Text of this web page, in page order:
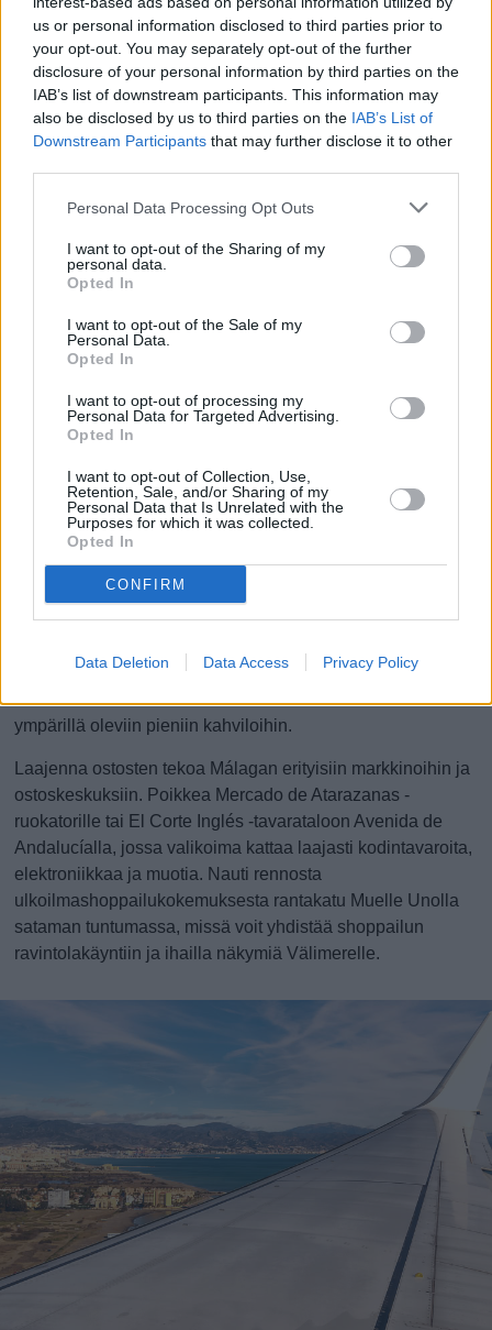
us or personal information disclosed to third parties prior to
your opt-out. You may separately opt-out of the further
disclosure of your personal information by third parties on the
IAB’s list of downstream participants. This information may
also be disclosed by us to third parties on the IAB’s List of
Downstream Participants that may further disclose it to other
Personal Data Processing Opt Outs
I want to opt-out of the Sharing of my
personal data.
Opted In
I want to opt-out of the Sale of my
Personal Data.
Opted In
I want to opt-out of processing my
Personal Data for Targeted Advertising.
Opted In
I want to opt-out of Collection, Use,
Retention, Sale, and/or Sharing of my
Personal Data that Is Unrelated with the
Purposes for which it was collected.
Opted In
CONFIRM
Data Deletion Data Access Privacy Policy
Calle Marqués de Larios -kävelykatu on kaupungin ostosalueiden
parhaimmistoa.Kuva: Ivo De
Ostokset
Málagan keskusta on shoppailijan paratiisi, ja erityisesti
Calle Marqués de Larios -kävelykatu on kaupungin
ostosalueiden parhaimmistoa. Kävele pitkin tätä leveää
katua, joka on täynnä kansainvälisiä ja espanjalaisia
muotiliikkeitä, kuten Massimo Dutti, Bershka ja Mango.
Ihaile luksusmerkkejä ja koruliikkeitä, kuten Swarovski ja
Calle Lariosilla voit kokea myös kaupungin tärkeimmät
juhlat ja tapahtumat, kuten Semana Santan (espanjalainen
pääsiäinen) ja yli viikon kestävän vuoden tärkeimmän
paikallisen juhlan, Feria de Málagan, jotka molemman
kokoavat suuria väkijoukkoja tälle kävelykadulle.
Poikkea Calle Lariosilta sen lähikaduille, kuten Calle
Nuevalla ja Calle Granadalle, ja löydät pienempiä
putiikkeja. Näistä kaupoista voit hankkia uniikimpaa
nahkatuotteita, koruja ja paikallisia käsitöitä. Ostosten
lomassa voit istahtaa hetkeksi Plaza de la Constituciónin
ympärillä oleviin pieniin kahviloihin.
Laajenna ostosten tekoa Málagan erityisiin markkinoihin ja
ostoskeskuksiin. Poikkea Mercado de Atarazanas -
ruokatorille tai El Corte Inglés -tavarataloon Avenida de
Andalucíalla, jossa valikoima kattaa laajasti kodintavaroita,
elektroniikkaa ja muotia. Nauti rennosta
ulkoilmashoppailukokemuksesta rantakatu Muelle Unolla
sataman tuntumassa, missä voit yhdistää shoppailun
ravintolakäyntiin ja ihailla näkymiä Välimerelle.